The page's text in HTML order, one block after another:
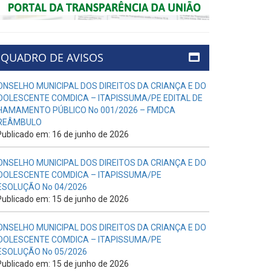
QUADRO DE AVISOS
MUNICIPAL DOS DIREITOS DA CRIANÇA E DO
COMDICA – ITAPISSUMA/PE EDITAL DE
PÚBLICO No 001/2026 – FMDCA
em: 16 de junho de 2026
MUNICIPAL DOS DIREITOS DA CRIANÇA E DO
COMDICA – ITAPISSUMA/PE
No 04/2026
em: 15 de junho de 2026
MUNICIPAL DOS DIREITOS DA CRIANÇA E DO
COMDICA – ITAPISSUMA/PE
No 05/2026
em: 15 de junho de 2026